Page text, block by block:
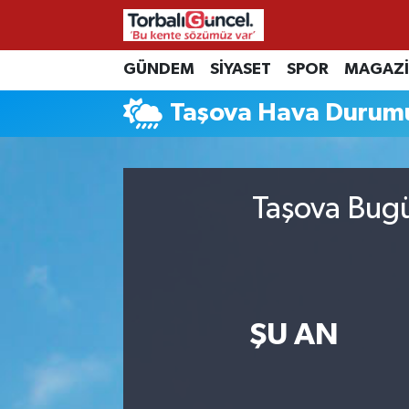
GÜNDEM SİYASET SPOR
Taşova Hava
Taşova
ŞU AN
İzmir Nöbetçi Eczaneler
İzmir Hava Durumu